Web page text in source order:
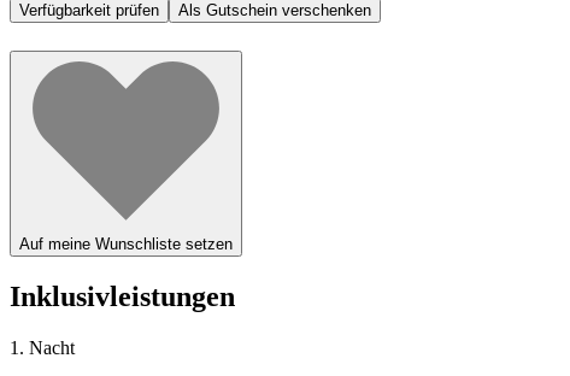
Verfügbarkeit prüfen Als Gutschein verschenken
Auf meine Wunschliste setzen
Inklusivleistungen
1. Nacht